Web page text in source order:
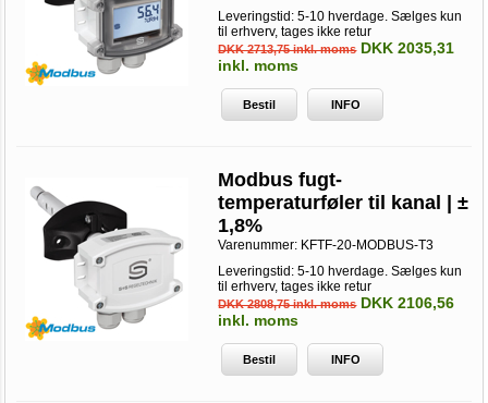
Leveringstid: 5-10 hverdage. Sælges kun
til erhverv, tages ikke retur
DKK 2713,75 inkl. moms DKK 2035,31
inkl. moms
Bestil INFO
Modbus fugt-
temperaturføler til kanal | ±
1,8%
Varenummer: KFTF-20-MODBUS-T3
Leveringstid: 5-10 hverdage. Sælges kun
til erhverv, tages ikke retur
DKK 2808,75 inkl. moms DKK 2106,56
inkl. moms
Bestil INFO